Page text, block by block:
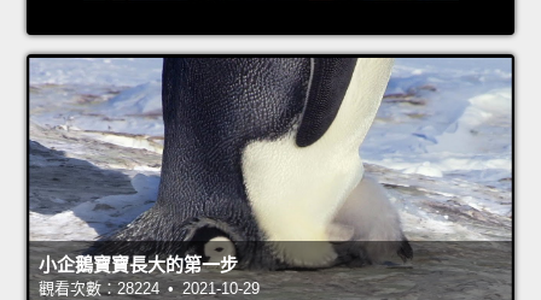
小企鵝寶寶長大的第一步
觀看次數：28224 • 2021-10-29